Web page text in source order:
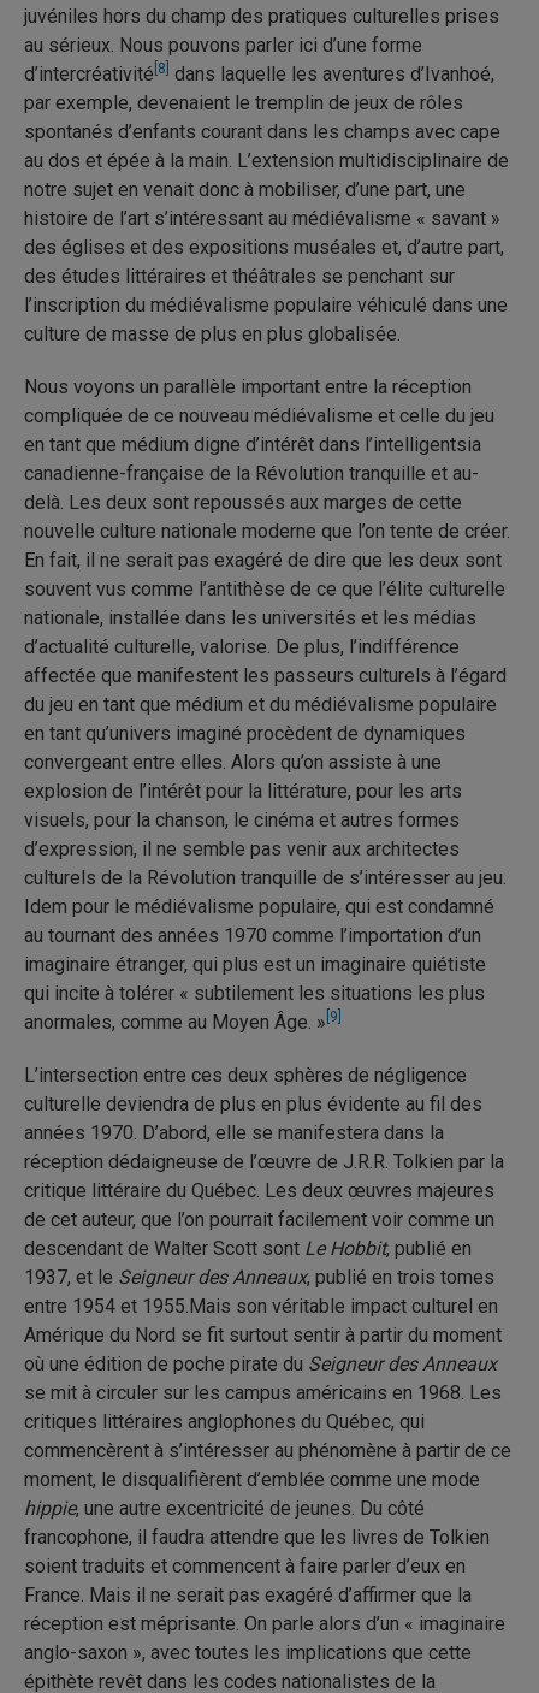
juvéniles hors du champ des pratiques culturelles prises
au sérieux. Nous pouvons parler ici d’une forme
d’intercréativité [8] dans laquelle les aventures d’Ivanhoé,
par exemple, devenaient le tremplin de jeux de rôles
spontanés d’enfants courant dans les champs avec cape
au dos et épée à la main. L’extension multidisciplinaire de
notre sujet en venait donc à mobiliser, d’une part, une
histoire de l’art s’intéressant au médiévalisme « savant »
des églises et des expositions muséales et, d’autre part,
des études littéraires et théâtrales se penchant sur
l’inscription du médiévalisme populaire véhiculé dans une
culture de masse de plus en plus globalisée.
Nous voyons un parallèle important entre la réception
compliquée de ce nouveau médiévalisme et celle du jeu
en tant que médium digne d’intérêt dans l’intelligentsia
canadienne-française de la Révolution tranquille et au-
delà. Les deux sont repoussés aux marges de cette
nouvelle culture nationale moderne que l’on tente de créer.
En fait, il ne serait pas exagéré de dire que les deux sont
souvent vus comme l’antithèse de ce que l’élite culturelle
nationale, installée dans les universités et les médias
d’actualité culturelle, valorise. De plus, l’indifférence
affectée que manifestent les passeurs culturels à l’égard
du jeu en tant que médium et du médiévalisme populaire
en tant qu’univers imaginé procèdent de dynamiques
convergeant entre elles. Alors qu’on assiste à une
explosion de l’intérêt pour la littérature, pour les arts
visuels, pour la chanson, le cinéma et autres formes
d’expression, il ne semble pas venir aux architectes
culturels de la Révolution tranquille de s’intéresser au jeu.
Idem pour le médiévalisme populaire, qui est condamné
au tournant des années 1970 comme l’importation d’un
imaginaire étranger, qui plus est un imaginaire quiétiste
qui incite à tolérer « subtilement les situations les plus
anormales, comme au Moyen Âge. » [9]
L’intersection entre ces deux sphères de négligence
culturelle deviendra de plus en plus évidente au fil des
années 1970. D’abord, elle se manifestera dans la
réception dédaigneuse de l’œuvre de J.R.R. Tolkien par la
critique littéraire du Québec. Les deux œuvres majeures
de cet auteur, que l’on pourrait facilement voir comme un
descendant de Walter Scott sont Le Hobbit, publié en
1937, et le Seigneur des Anneaux, publié en trois tomes
entre 1954 et 1955.Mais son véritable impact culturel en
Amérique du Nord se fit surtout sentir à partir du moment
où une édition de poche pirate du Seigneur des Anneaux
se mit à circuler sur les campus américains en 1968. Les
critiques littéraires anglophones du Québec, qui
commencèrent à s’intéresser au phénomène à partir de ce
moment, le disqualifièrent d’emblée comme une mode
hippie, une autre excentricité de jeunes. Du côté
francophone, il faudra attendre que les livres de Tolkien
soient traduits et commencent à faire parler d’eux en
France. Mais il ne serait pas exagéré d’affirmer que la
réception est méprisante. On parle alors d’un « imaginaire
anglo-saxon », avec toutes les implications que cette
épithète revêt dans les codes nationalistes de la